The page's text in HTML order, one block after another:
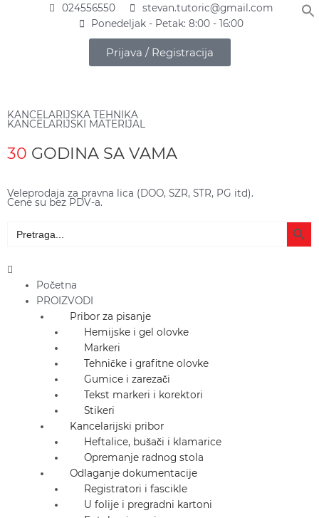
024556550
stevan.tutoric@gmail.com
Ponedeljak - Petak: 8:00 - 16:00
Prijava / Registracija
KANCELARIJSKA TEHNIKA
KANCELARIJSKI MATERIJAL
30 GODINA SA VAMA
Veleprodaja za pravna lica (DOO, SZR, STR, PG itd).
Cene su bez PDV-a.
for:
Search
Main
Menu
Početna
PROIZVODI
Pribor za pisanje
Hemijske i gel olovke
Markeri
Tehničke i grafitne olovke
Gumice i zarezači
Tekst markeri i korektori
Stikeri
Kancelarijski pribor
Heftalice, bušači i klamarice
Opremanje radnog stola
Odlaganje dokumentacije
Registratori i fascikle
U folije i pregradni kartoni